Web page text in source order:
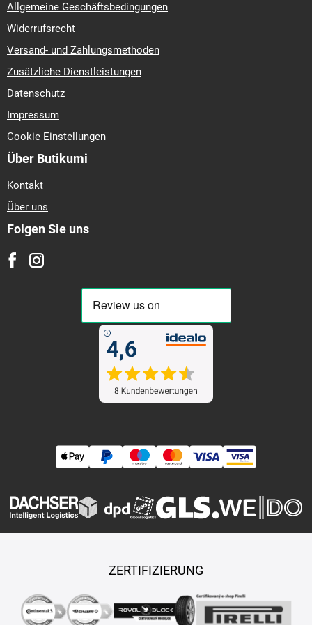
Allgemeine Geschäftsbedingungen
Widerrufsrecht
Versand- und Zahlungsmethoden
Zusätzliche Dienstleistungen
Datenschutz
Impressum
Cookie Einstellungen
Über Butikumi
Kontakt
Über uns
Folgen Sie uns
ZERTIFIZIERUNG